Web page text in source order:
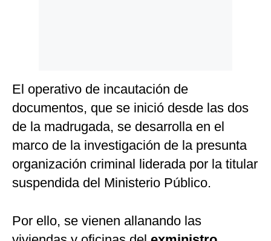
El operativo de incautación de
documentos, que se inició desde las dos
de la madrugada, se desarrolla en el
marco de la investigación de la presunta
organización criminal liderada por la titular
suspendida del Ministerio Público.
Por ello, se vienen allanando las